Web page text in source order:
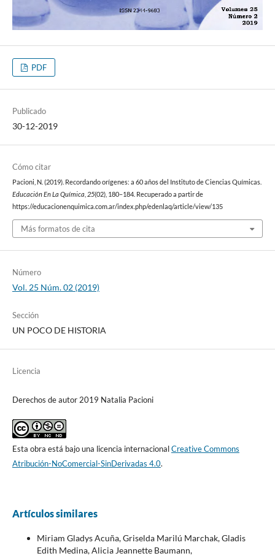
PDF
Publicado
30-12-2019
Cómo citar
Pacioni, N. (2019). Recordando orígenes: a 60 años del Instituto de Ciencias Químicas.
Educación En La Química 25(02), 180–184. Recuperado a partir de
https://educacionenquimica.com.ar/index.php/edenlaq/article/view/135
Más formatos de cita
Número
Vol. 25 Núm. 02 (2019)
Sección
UN POCO DE HISTORIA
Licencia
Derechos de autor 2019 Natalia Pacioni
Esta obra está bajo una licencia internacionalCreative Commons
Atribución-NoComercial-SinDerivadas 4.0.
Artículos similares
Miriam Gladys Acuña, Griselda Marilú Marchak, Gladis
Edith Medina, Alicia Jeannette Baumann,